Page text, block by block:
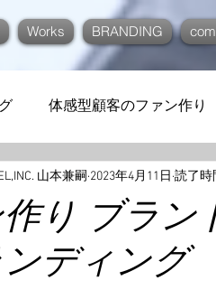
Works BRANDING
体感型顧客のファン作り
作り ブラ
ディング
山本兼嗣 2023年4月11日 読了時